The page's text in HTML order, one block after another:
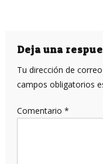
Deja una
Tu dirección de
campos obligatorios
Comentario *